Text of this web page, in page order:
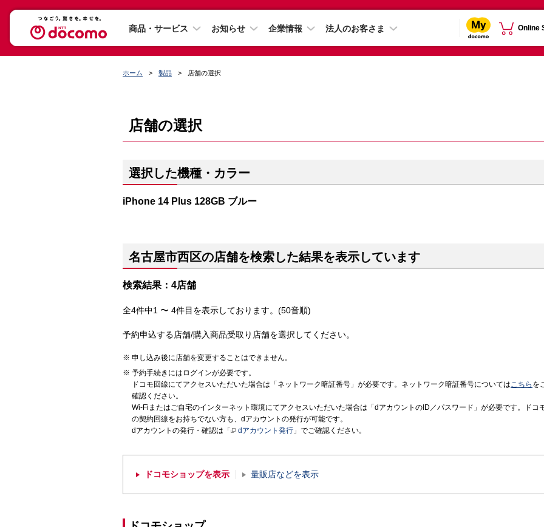
商品・サービス お知らせ 企業情報 法人のお客さま Online
ホーム 製品 店舗の選択
店舗の選択
選択した機種・カラー
iPhone 14 Plus 128GB ブルー
名古屋市西区の店舗を検索した結果を表示しています
検索結果：4店舗
全4件中1 〜 4件目を表示しております。(50音順)
予約申込する店舗/購入商品受取り店舗を選択してください。
申し込み後に店舗を変更することはできません。
予約手続きにはログインが必要です。
ドコモ回線にてアクセスいただいた場合は「ネットワーク暗証番号」が必要です。ネットワーク暗証番号についてはこちら を
確認ください。
Wi-Fiまたはご自宅のインターネット環境にてアクセスいただいた場合は「dアカウントのID／パスワード」が必要です。ドコ
の契約回線をお持ちでない方も、dアカウントの発行が可能です。
dアカウントの発行・確認は「
dアカウント発行 」でご確認ください。
ドコモショップを表示 量販店などを表示